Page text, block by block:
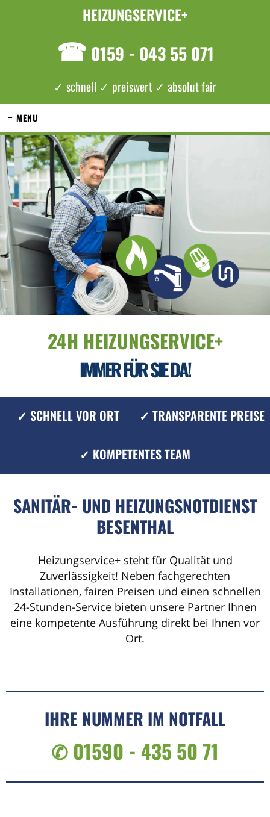
HEIZUNGSERVICE+
☎ 0159 - 043 55 071
✓ schnell ✓ preiswert ✓ absolut fair
≡ MENU
24H HEIZUNGSERVICE+
IMMER FÜR SIE DA!
✓ SCHNELL VOR ORT ✓ TRANSPARENTE PREISE
✓ KOMPETENTES TEAM
SANITÄR- UND HEIZUNGSNOTDIENST
BESENTHAL
Heizungservice+ steht für Qualität und
Zuverlässigkeit! Neben fachgerechten
Installationen, fairen Preisen und einen schnellen
24-Stunden-Service bieten unsere Partner Ihnen
eine kompetente Ausführung direkt bei Ihnen vor
Ort.
IHRE NUMMER IM NOTFALL
✆ 01590 - 435 50 71